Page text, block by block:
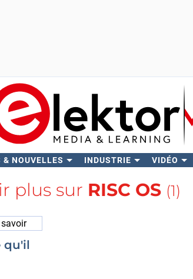
& NOUVELLES INDUSTRIE VIDÉO
plus sur RISC OS (1)
qu'il